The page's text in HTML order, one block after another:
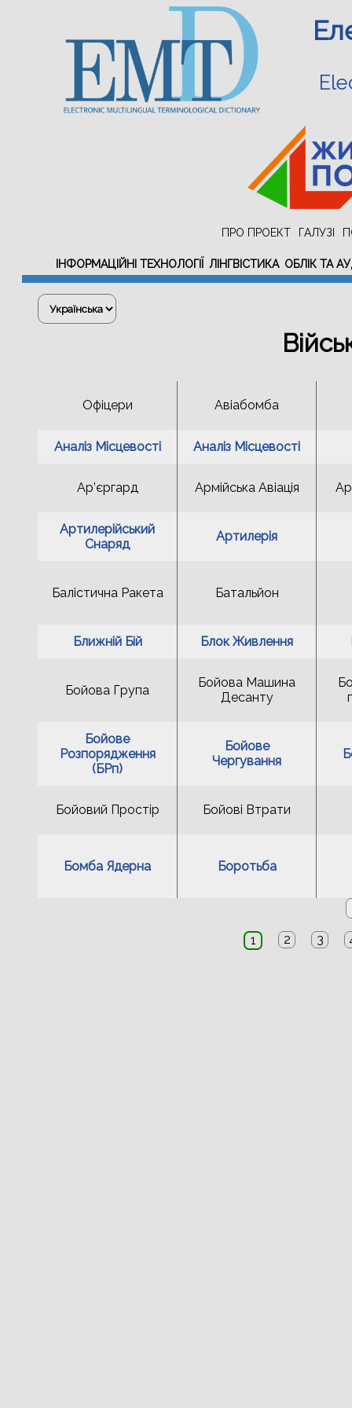
ПРО ПРОЕКТ ГАЛУЗІ
ІНФОРМАЦІЙНІ ТЕХНОЛОГІЇ ЛІНГВІСТИКА ОБЛІК ТА
Oфіцери Авіабомба
Аналіз Місцевості Аналіз Місцевості
Ар’єргард Армійська Авіація
Артилерійський
Снаряд
Артилерія
Балістична Ракета Батальйон
Ближній Бій Блок Живлення
Бойова Група
Бойова Машина
Десанту
Бойове
Розпорядження
(БРп)
Бойове
Чергування
Бойовий Простір Бойові Втрати
Бомба Ядерна Боротьба
1 2 3